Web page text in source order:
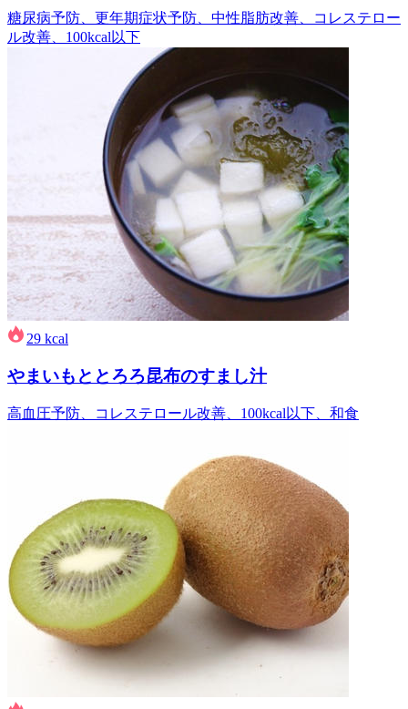
糖尿病予防、更年期症状予防、中性脂肪改善、コレステロー
ル改善、100kcal以下
29 kcal
やまいもととろろ昆布のすまし汁
高血圧予防、コレステロール改善、100kcal以下、和食